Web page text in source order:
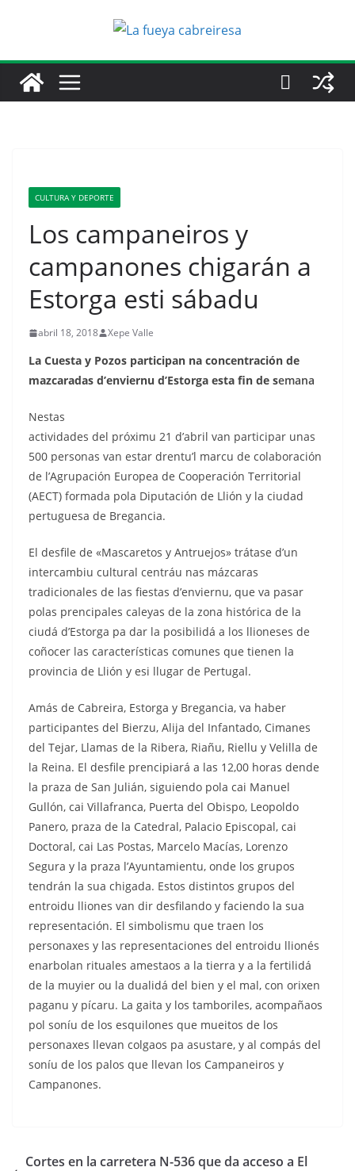
CULTURA Y DEPORTE
Los campaneiros y
campanones chigarán a
Estorga esti sábadu
abril 18, 2018 Xepe Valle
La Cuesta y Pozos participan na concentración de
mazcaradas d’enviernu d’Estorga esta fin de semana
Nestas
actividades del próximu 21 d’abril van participar unas
500 personas van estar drentu’l marcu de colaboración
de l’Agrupación Europea de Cooperación Territorial
(AECT) formada pola Diputación de Llión y la ciudad
pertuguesa de Bregancia.
El desfile de «Mascaretos y Antruejos» trátase d’un
intercambiu cultural centráu nas mázcaras
tradicionales de las fiestas d’enviernu, que va pasar
polas prencipales caleyas de la zona histórica de la
ciudá d’Estorga pa dar la posibilidá a los llioneses de
coñocer las características comunes que tienen la
provincia de Llión y esi llugar de Pertugal.
Amás de Cabreira, Estorga y Bregancia, va haber
participantes del Bierzu, Alija del Infantado, Cimanes
del Tejar, Llamas de la Ribera, Riañu, Riellu y Velilla de
la Reina. El desfile prencipiará a las 12,00 horas dende
la praza de San Julián, siguiendo pola cai Manuel
Gullón, cai Villafranca, Puerta del Obispo, Leopoldo
Panero, praza de la Catedral, Palacio Episcopal, cai
Doctoral, cai Las Postas, Marcelo Macías, Lorenzo
Segura y la praza l’Ayuntamientu, onde los grupos
tendrán la sua chigada. Estos distintos grupos del
entroidu lliones van dir desfilando y faciendo la sua
representación. El simbolismu que traen los
personaxes y las representaciones del entroidu llionés
enarbolan rituales amestaos a la tierra y a la fertilidá
de la muyier ou la dualidá del bien y el mal, con orixen
paganu y pícaru. La gaita y los tamboriles, acompañaos
pol soníu de los esquilones que mueitos de los
personaxes llevan colgaos pa asustare, y al compás del
soníu de los palos que llevan los Campaneiros y
Campanones.
Cortes en la carretera N-536 que da acceso a El